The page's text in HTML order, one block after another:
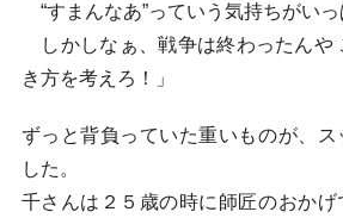
“すまんなあ”っていう気持ちがいっ
しかしなぁ、戦争は終わったんや
き方を考えろ！」
ずっと背負っていた重いものが、
した。
千さんは２５歳の時に師匠のおか